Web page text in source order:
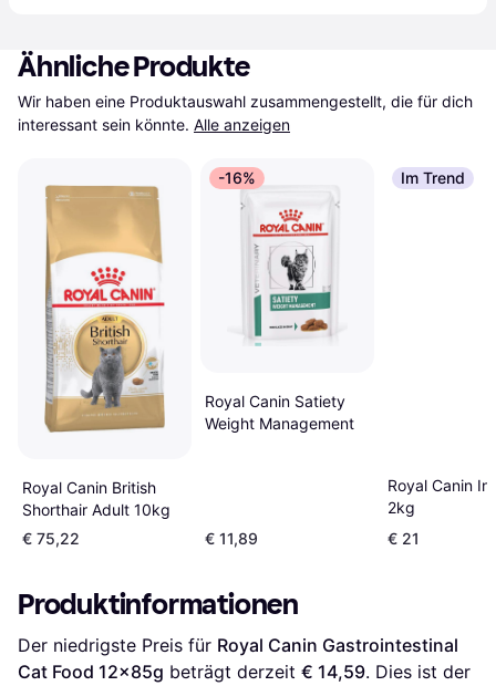
Ähnliche Produkte
Wir haben eine Produktauswahl zusammengestellt, die für dich
interessant sein könnte. Alle anzeigen
Royal Canin British
Shorthair Adult 10kg
€ 75,22
-16%
Royal Canin Satiety
Weight Management
€ 11,89
Im Trend
Royal Canin
2kg
€ 21
Produktinformationen
Der niedrigste Preis für Royal Canin Gastrointestinal
Cat Food 12x85g beträgt derzeit € 14,59. Dies ist der